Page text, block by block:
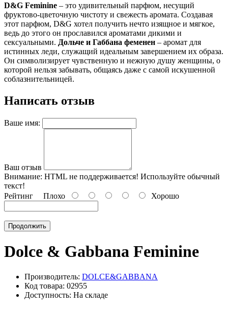
D&G Feminine – это удивительный парфюм, несущий
фруктово-цветочную чистоту и свежесть аромата. Создавая
этот парфюм, D&G хотел получить нечто изящное и мягкое,
ведь до этого он прославился ароматами дикими и
сексуальными. Дольче и Габбана феменен – аромат для
истинных леди, служащий идеальным завершением их образа.
Он символизирует чувственную и нежную душу женщины, о
которой нельзя забывать, общаясь даже с самой искушенной
соблазнительницей.
Написать отзыв
Ваше имя:
Ваш отзыв
Внимание: HTML не поддерживается! Используйте обычный
текст!
Рейтинг Плохо Хорошо
Продолжить
Dolce & Gabbana Feminine
Производитель: DOLCE&GABBANA
Код товара: 02955
Доступность: На складе